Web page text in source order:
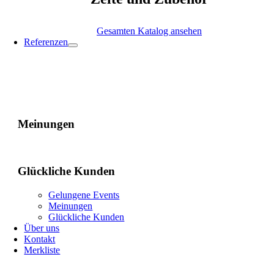
Gesamten Katalog ansehen
Referenzen
Meinungen
Glückliche Kunden
Gelungene Events
Meinungen
Glückliche Kunden
Über uns
Kontakt
Merkliste